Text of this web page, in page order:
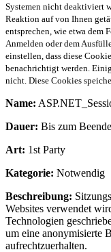
Systemen nicht deaktiviert
Reaktion auf von Ihnen
entsprechen, wie etwa dem
Anmelden oder dem
einstellen, dass diese
benachrichtigt werden.
nicht. Diese Cookies
Name:
Dauer: Bis zum
Art: 1st Party
Kategorie: Notwendig
Beschreibung:
Websites verwendet
Technologien
um eine anonymisierte
aufrechtzuerhalten.